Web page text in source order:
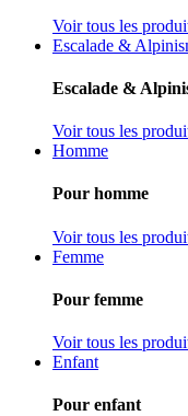
Voir tous les
Escalade &
Escalade &
Voir tous les
Homme
Pour homme
Voir tous les
Femme
Pour femme
Voir tous les
Enfant
Pour enfant